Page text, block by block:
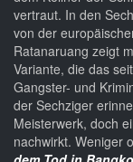
vertraut. In den
von der
Ratanaruang zeigt
Variante, die das
Gangster- und
der Sechziger
Meisterwerk, doch
nachwirkt. Weniger